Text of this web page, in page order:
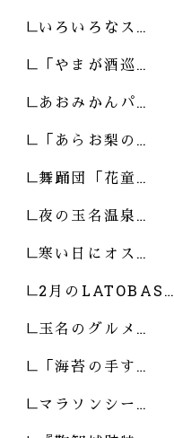
いろいろなス…
「やまが酒巡…
あおみかんパ…
「あらお梨の…
舞踊団「花童…
夜の玉名温泉…
寒い日にオス…
2月のLATOBAS…
玉名のグルメ…
「海苔の手す…
マラソンシー…